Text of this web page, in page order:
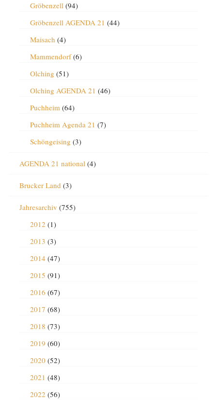
Gröbenzell(94)
Gröbenzell AGENDA 21 (44)
Maisach (4)
Mammendorf(6)
Olching (51)
Olching AGENDA 21 (46)
Puchheim(64)
Puchheim Agenda 21 (7)
Schöngeising (3)
AGENDA 21 national(4)
Brucker Land (3)
Jahresarchiv (755)
2012 (1)
2013 (3)
2014 (47)
2015 (91)
2016 (67)
2017 (68)
2018 (73)
2019 (60)
2020 (52)
2021 (48)
2022 (56)